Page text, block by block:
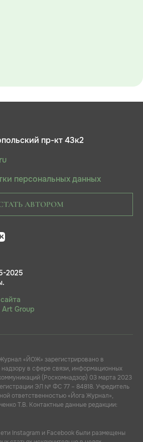
пр-кт 43к2
персональных данных
АВТОРОМ
2025
Art Group
«ЙОЖ» зарегистрировано в
в сфере связи, информационных
(Роскомнадзор) 03 марта 2023
ЭЛ № ФС 77 – 84818. Учредитель
ответственностью «Йога Журнал»,
Т.В. Контактные данные редакции:
Instagram и Facebook были размещены